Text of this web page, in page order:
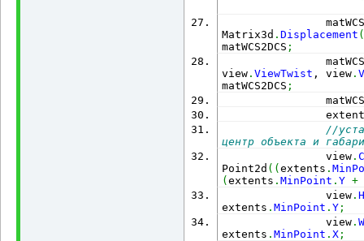
Matrix3d .Displacement
matWCS2DCS ;
view .ViewTwist , view .
matWCS2DCS ;
//
центр объекта и
view .
Point2d ( (extents .
(extents .MinPoint .Y +
view .
extents .MinPoint .Y ;
view .
extents .MinPoint .X ;